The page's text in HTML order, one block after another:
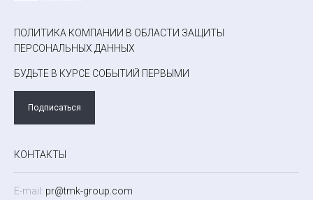
ПОЛИТИКА КОМПАНИИ В ОБЛАСТИ ЗАЩИТЫ
ПЕРСОНАЛЬНЫХ ДАННЫХ
БУДЬТЕ В КУРСЕ СОБЫТИЙ ПЕРВЫМИ
Подписаться
КОНТАКТЫ
E-mail: pr@tmk-group.com